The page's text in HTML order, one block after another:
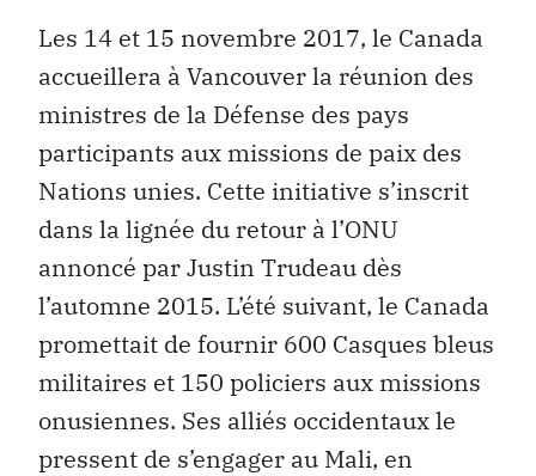
Les 14 et 15 novembre 2017, le Canada
accueillera à Vancouver la réunion des
ministres de la Défense des pays
participants aux missions de paix des
Nations unies. Cette initiative s’inscrit
dans la lignée du retour à l’ONU
annoncé par Justin Trudeau dès
l’automne 2015. L’été suivant, le Canada
promettait de fournir 600 Casques bleus
militaires et 150 policiers aux missions
onusiennes. Ses alliés occidentaux le
pressent de s’engager au Mali, en